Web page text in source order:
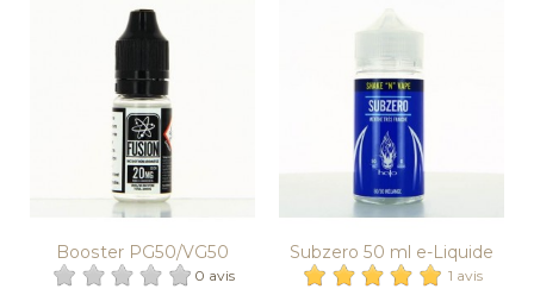
Booster PG50/VG50
Fusion Halo 10...0 avis
Subzero 50 ml e-Liquide
Halo
1 avis